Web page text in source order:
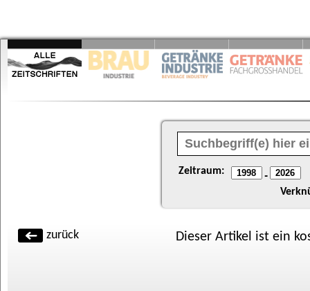
Zeitraum: -
zurück Dieser Artikel ist ein